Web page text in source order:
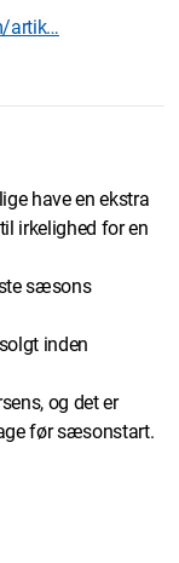
artik…
have en ekstra
irkelighed for en
sæsons
inden
og det er
før sæsonstart.